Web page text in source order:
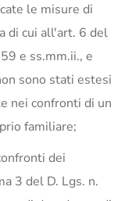
le misure di
di cui all'art. 6 del
e ss.mm.ii., e
sono stati estesi
nei confronti di un
familiare;
dei
3 del D. Lgs. n.